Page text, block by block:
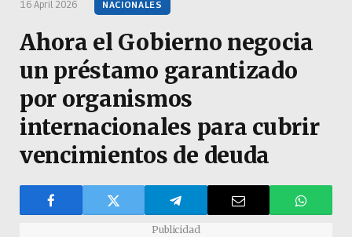
16 April 2026 NACIONALES
Ahora el Gobierno negocia
un préstamo garantizado
por organismos
internacionales para cubrir
vencimientos de deuda
Publicidad